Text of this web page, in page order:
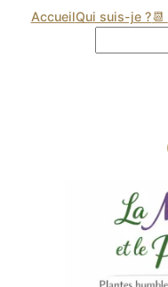
AccueilQui suis-je ?📆